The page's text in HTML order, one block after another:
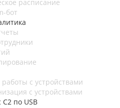
расписание
бот
с устройствами
с устройствами
C2 по USB